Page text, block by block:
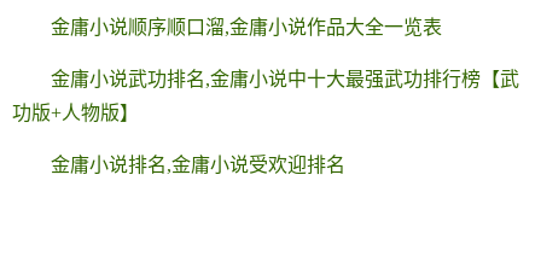
金庸小说顺序顺口溜,金庸小说作品大全一览表
金庸小说武功排名,金庸小说中十大最强武功排行榜【武
功版+人物版】
金庸小说排名,金庸小说受欢迎排名